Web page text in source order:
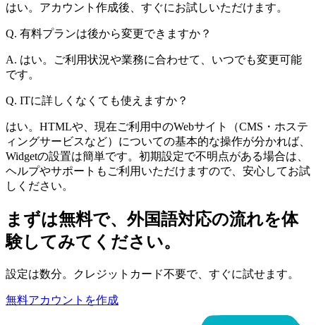
はい。アカウント作成後、すぐにお試しいただけます。
Q. 有料プランは後から変更できますか？
A. はい。ご利用状況や業務に合わせて、いつでも変更可能
です。
Q. ITに詳しくなくても使えますか？
はい。HTMLや、現在ご利用中のWebサイト（CMS・ホステ
ィングサービスなど）についての基本的な操作が分かれば、
Widgetの設置は簡単です。 初期設定で不明点がある場合は、
ヘルプやサポートもご利用いただけますので、安心してお試
しください。
まずは無料で、外国語対応の流れを体
験してみてください。
設定は数分。クレジットカード不要で、すぐに試せます。
無料アカウントを作成